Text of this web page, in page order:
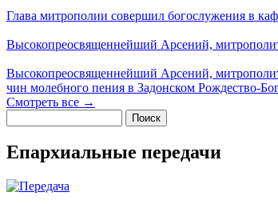
Глава митрополии совершил богослужения в
Высокопреосвященнейший Арсений,
Высокопреосвященнейший Арсений,
чин молебного пения в Задонском Рождество-
Смотреть все →
Епархиальные передачи